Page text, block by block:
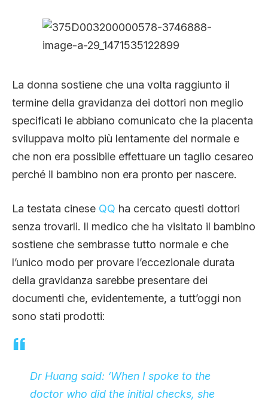
La donna sostiene che una volta raggiunto il
termine della gravidanza dei dottori non meglio
specificati le abbiano comunicato che la placenta
sviluppava molto più lentamente del normale e
che non era possibile effettuare un taglio cesareo
perché il bambino non era pronto per nascere.
La testata cinese QQ ha cercato questi dottori
senza trovarli. Il medico che ha visitato il bambino
sostiene che sembrasse tutto normale e che
l’unico modo per provare l’eccezionale durata
della gravidanza sarebbe presentare dei
documenti che, evidentemente, a tutt’oggi non
sono stati prodotti:
Dr Huang said: ‘When I spoke to the
doctor who did the initial checks, she